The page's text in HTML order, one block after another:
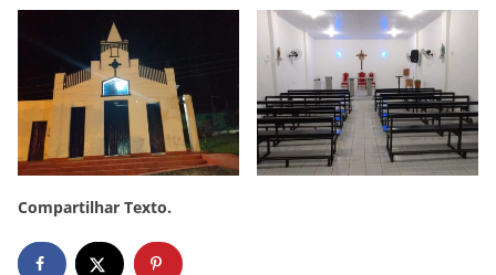
Compartilhar Texto.